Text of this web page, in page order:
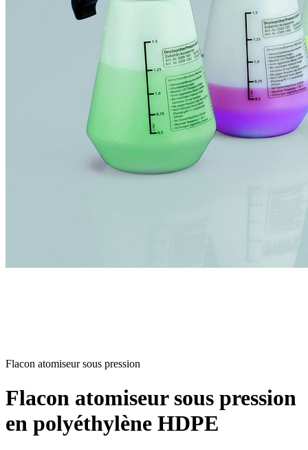
Flacon atomiseur sous pression
Flacon atomiseur sous pression
en polyéthylène HDPE